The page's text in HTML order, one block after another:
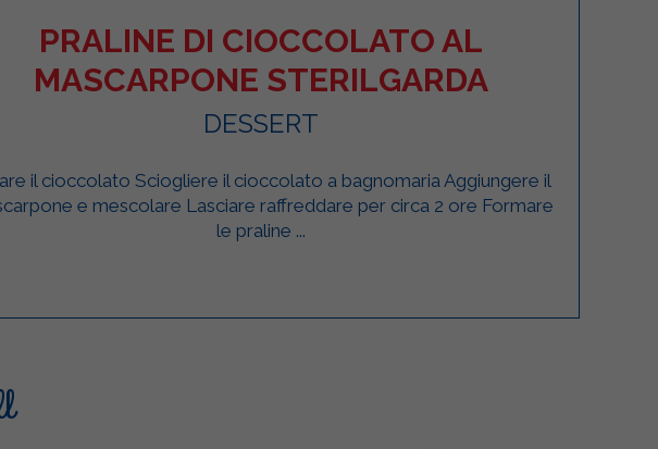
PRALINE DI CIOCCOLATO AL
MASCARPONE STERILGARDA
DESSERT
il cioccolato Sciogliere il cioccolato a bagnomaria Aggiungere il
e mescolare Lasciare raffreddare per circa 2 ore Formare
le praline ...